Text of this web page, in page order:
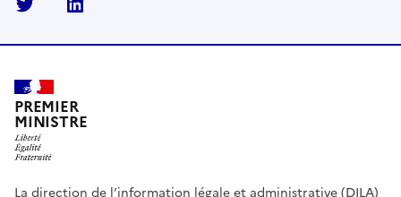
Twitter
PREMIER
MINISTRE
La direction de l’information légale et administrative (DILA)